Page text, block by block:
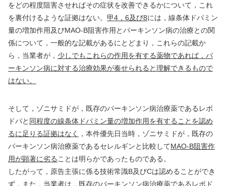
をどの程度阻害させればその症状を改善できるかについて，これ
を裏付けるような証拠はない。 甲4 ， 6及び8には，線条体ドパミン
量の増加作用及びMAO-B阻害作用とパーキンソン病の治療との関
係について，一般的な記載があるにとどまり，これらの記載か
ら，当業者が， 少しでもこれらの作用を有する薬物であれば，パ
ーキンソン病に対する治療効果が奏せられると理解できるもので
はない。
そして，ゾニサミドが，既存のパーキンソン病治療薬であるレボ
ドパと 同程度の線条体ドパミン量の増加作用を有することを認め
るに足りる証拠はなく
，本件優先日当時，ゾニサミドが，既存の
パーキンソン病治療薬であるセレルギンと比較してMAO-B阻害作
用が顕著に劣る ことは明らかであったものである。
したがって，原告主張に係る技術常識B及びCは認めることができ
ず，また，当業者は，既存のパーキンソン病治療薬であるレボド